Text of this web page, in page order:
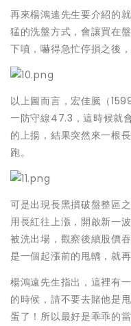
再來楊鴻遠先生要介紹的
猛的洗盤方式，會讓買在
下噴，嚇得急忙停損之後
以上圖而言，宏佳騰（
一防守線47.3，這時候就
的上揚，結果突然來一根
跑。
可是出現長黑摜破盤整區
用長紅往上漲，開啟新一
被洗出場，觀察後續股價
是一個起漲前的甩轎，就再
楊鴻遠先生指出，這裡有
的時候，請不要去賭他是
蛋了！所以最好是乖乖的